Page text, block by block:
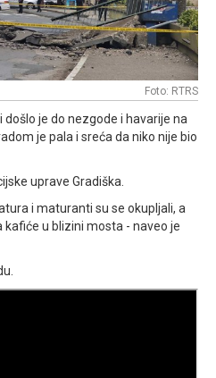
Foto: RTRS
došlo je do nezgode i havarije na
je pala i sreća da niko nije bio
uprave Gradiška.
i maturanti su se okupljali, a
u blizini mosta - naveo je